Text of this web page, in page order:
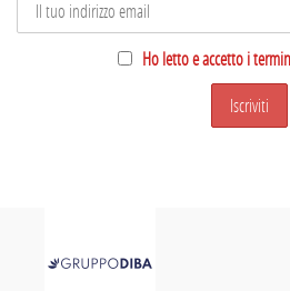
Ho letto e accetto i